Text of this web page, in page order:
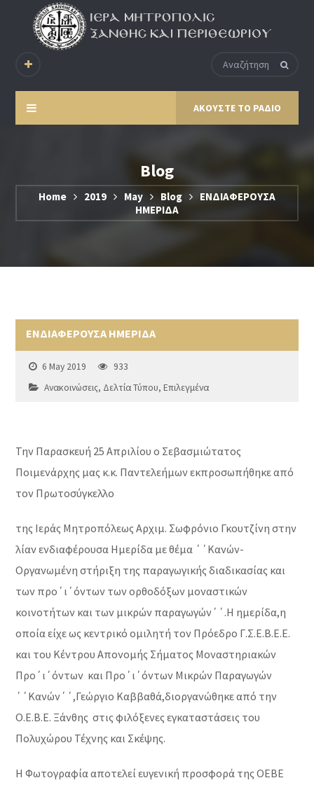
ΑΚΟΥΣΤΕ ΤΟ ΡΑΔΙΟ
Blog
Home 2019 May Blog
ΕΝΔΙΑΦΕΡΟΥΣΑ
ΗΜΕΡΙΔΑ
ΕΝΔΙΑΦΕΡΟΥΣΑ ΗΜΕΡΙΔΑ
6 May 2019
933
Ανακοινώσεις, Δελτία Τύπου,Επιλεγμένα
Την Παρασκευή 25 Απριλίου ο Σεβασμιώτατος
Ποιμενάρχης μας κ.κ. Παντελεήμων εκπροσωπήθηκε από
τον Πρωτοσύγκελλο
της Ιεράς Μητροπόλεως Αρχιμ. Σωφρόνιο Γκουτζίνη στην
λίαν ενδιαφέρουσα Ημερίδα με θέμα ΄΄Κανών-
Οργανωμένη στήριξη της παραγωγικής διαδικασίας και
των προ΄ι΄όντων των ορθοδόξων μοναστικών
κοινοτήτων και των μικρών παραγωγών΄΄.Η ημερίδα,η
οποία είχε ως κεντρικό ομιλητή τον Πρόεδρο Γ.Σ.Ε.Β.Ε.Ε.
και του Κέντρου Απονομής Σήματος Μοναστηριακών
Προ΄ι΄όντων και Προ΄ι΄όντων Μικρών Παραγωγών
΄΄Κανών΄΄,Γεώργιο Καββαθά,διοργανώθηκε από την
Ο.Ε.Β.Ε. Ξάνθης στις φιλόξενες εγκαταστάσεις του
Πολυχώρου Τέχνης και Σκέψης.
Η Φωτογραφία αποτελεί ευγενική προσφορά της ΟΕΒΕ